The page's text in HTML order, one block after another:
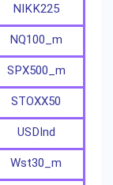
NIKK225
NQ100_m
SPX500_m
STOXX50
USDInd
Wst30_m